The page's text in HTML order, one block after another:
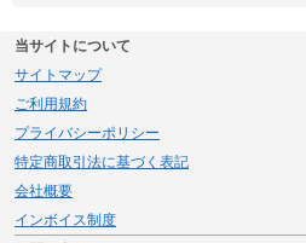
当サイトについて
サイトマップ
ご利用規約
プライバシーポリシー
特定商取引法に基づく表記
会社概要
インボイス制度